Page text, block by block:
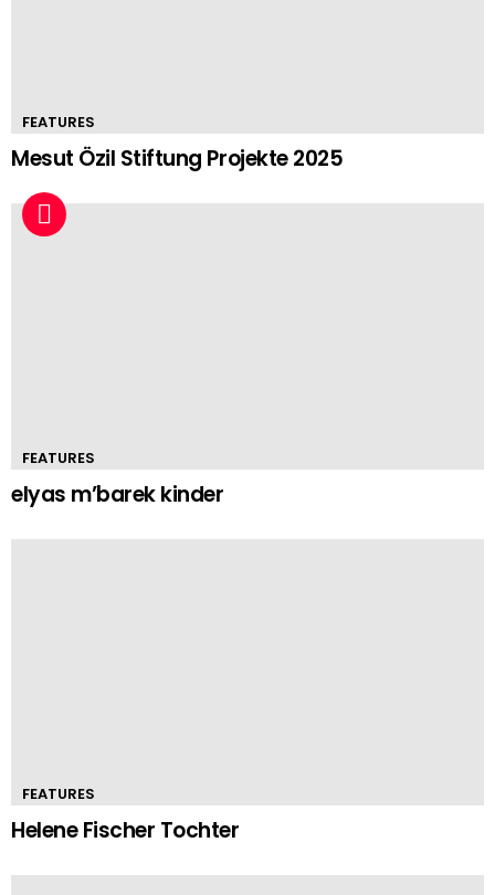
FEATURES
Mesut Özil Stiftung Projekte 2025
FEATURES
elyas m’barek kinder
FEATURES
Helene Fischer Tochter